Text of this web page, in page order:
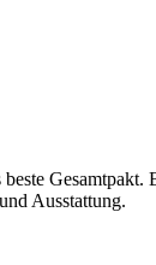
Gesamtpakt.
Ausstattung.